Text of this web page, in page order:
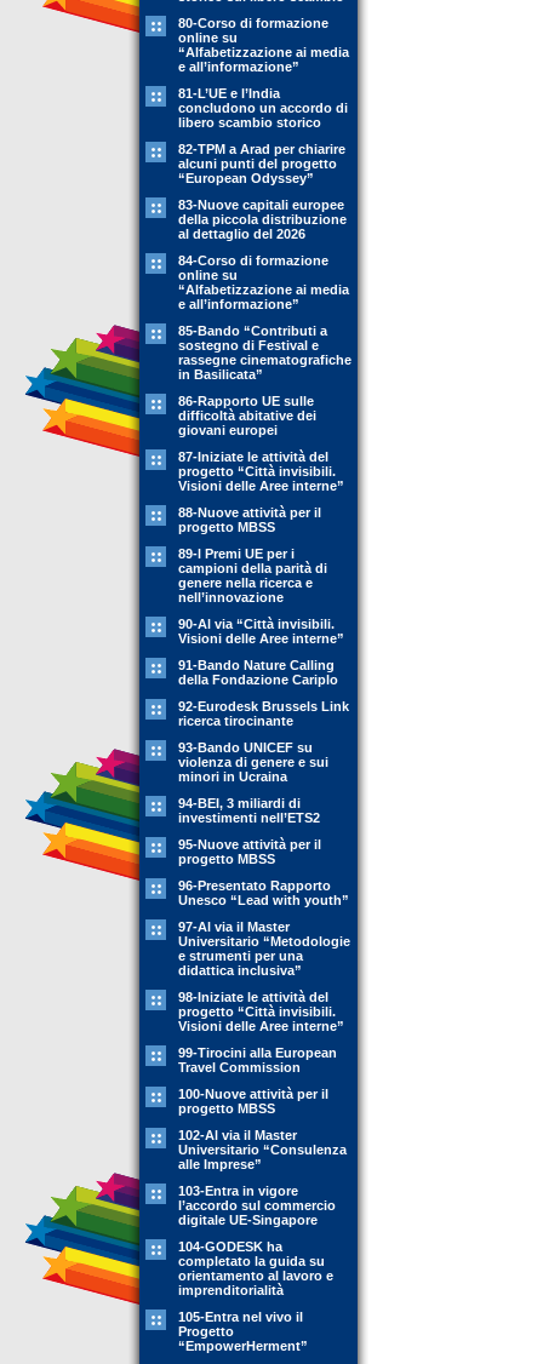
80-Corso di formazione
online su
“Alfabetizzazione ai media
e all’informazione”
81-L’UE e l’India
concludono un accordo di
libero scambio storico
82-TPM a Arad per chiarire
alcuni punti del progetto
“European Odyssey”
83-Nuove capitali europee
della piccola distribuzione
al dettaglio del 2026
84-Corso di formazione
online su
“Alfabetizzazione ai media
e all’informazione”
85-Bando “Contributi a
sostegno di Festival e
rassegne cinematografiche
in Basilicata”
86-Rapporto UE sulle
difficoltà abitative dei
giovani europei
87-Iniziate le attività del
progetto “Città invisibili.
Visioni delle Aree interne”
88-Nuove attività per il
progetto MBSS
89-l Premi UE per i
campioni della parità di
genere nella ricerca e
nell’innovazione
90-Al via “Città invisibili.
Visioni delle Aree interne”
91-Bando Nature Calling
della Fondazione Cariplo
92-Eurodesk Brussels Link
ricerca tirocinante
93-Bando UNICEF su
violenza di genere e sui
minori in Ucraina
94-BEI, 3 miliardi di
investimenti nell’ETS2
95-Nuove attività per il
progetto MBSS
96-Presentato Rapporto
Unesco “Lead with youth”
97-Al via il Master
Universitario “Metodologie
e strumenti per una
didattica inclusiva”
98-Iniziate le attività del
progetto “Città invisibili.
Visioni delle Aree interne”
99-Tirocini alla European
Travel Commission
100-Nuove attività per il
progetto MBSS
102-Al via il Master
Universitario “Consulenza
alle Imprese”
103-Entra in vigore
l’accordo sul commercio
digitale UE-Singapore
104-GODESK ha
completato la guida su
orientamento al lavoro e
imprenditorialità
105-Entra nel vivo il
Progetto
“EmpowerHerment”